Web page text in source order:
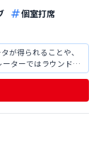
個室打席
が得られることや、
ターではラウンド時
は傾斜のライから打
い。